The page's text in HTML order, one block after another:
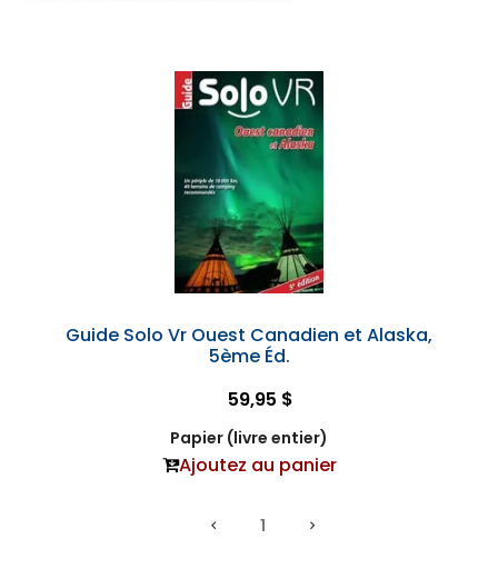
Guide Solo Vr Ouest Canadien et Alaska,
5ème Éd.
59,95 $
Papier (livre entier)
Ajoutez au panier
1